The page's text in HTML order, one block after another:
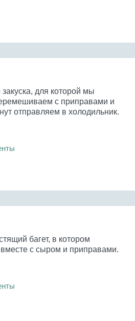
для которой мы
с приправами и
отправляем в холодильник.
багет, в котором
с сыром и приправами.